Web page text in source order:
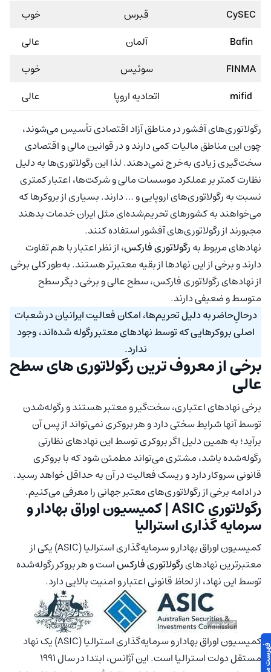
CySEC
قبرس
خوب
Bafin
آلمان
عالی
FINMA
سوئیس
خوب
mifid
اتحادیه اروپا
عالی
رگولاتوری‌های آفشور در مناطق آزاد اقتصادی تأسیس می‌شوند،
چون این مناطق مالیات کمی دارند و در قوانین مالی و اقتصادی
سخت‌گیری زیادی به‌خرج نمی‌دهند. لذا این رگولاتوری‌ها به دلیل
نظارت کمتر بر عملکرد موسسات مالی و شرکت‌ها، اعتبار کمتری
نسبت به رگولاتوری‌های اروپایی و … دارند. بسیاری از بروکرها که
می‌خواهند به کشورهای تحریم‌شده‌ای مثل ایران خدمات بدهند
مجبورند از رگولاتوری‌های آفشور استفاده کنند.
نهادهای مربوط بهرگولاتوری فارکس، از نظر اعتبار با هم تفاوت
دارند و برخی از این نهادها از بقیه معتبرتر هستند. به‌طور کلی برخی
از نهادهای رگولاتوری فارکس، سطح عالی و برخی دیگر سطح
متوسط و ضعیفی دارند.
درحالِ‌حاضر به دلیل تحریم‌ها، امکان فعالیت ایرانیان در شعبات
اصلی بروکرهایی که توسط نهادهای معتبر رگوله شده‌اند، وجود
ندارد.
برخی از معروف ترین رگولاتوری های سطح
عالی
برخی نهادهای اعتباری، سخت‌گیر و معتبر هستند و رگوله‌شدن
توسط آنها شرایط سختی دارد و هر بروکری نمی‌تواند از پس آن
برآید؛ به همین دلیل اگر بروکری توسط این نهادهای نظارتی
رگوله‌شده باشد، مشتری می‌تواند مطمئن شود که با بروکری
قانونی سروکار دارد و ریسک فعالیت در آن به حداقل خواهد رسید.
در ادامه برخی از رگولاتوری‌های معتبر جهانی را معرفی می‌کنیم.
رگولاتوری ASIC | کمیسیون اوراق بهادار و
سرمایه گذاری استرالیا
کمیسیون اوراق بهادار و سرمایه‌گذاری استرالیا (ASIC) یکی از
معتبرترین نهادهایرگولاتوری فارکساست و هر بروکر رگوله‌شده
توسط این نهاد، از لحاظ قانونی اعتبار و امنیت بالایی دارد.
کمیسیون اوراق بهادار و سرمایه‌گذاری استرالیا (ASIC) یک نهاد
مستقل دولت استرالیا است. این آژانس، ابتدا در سال ۱۹۹۱